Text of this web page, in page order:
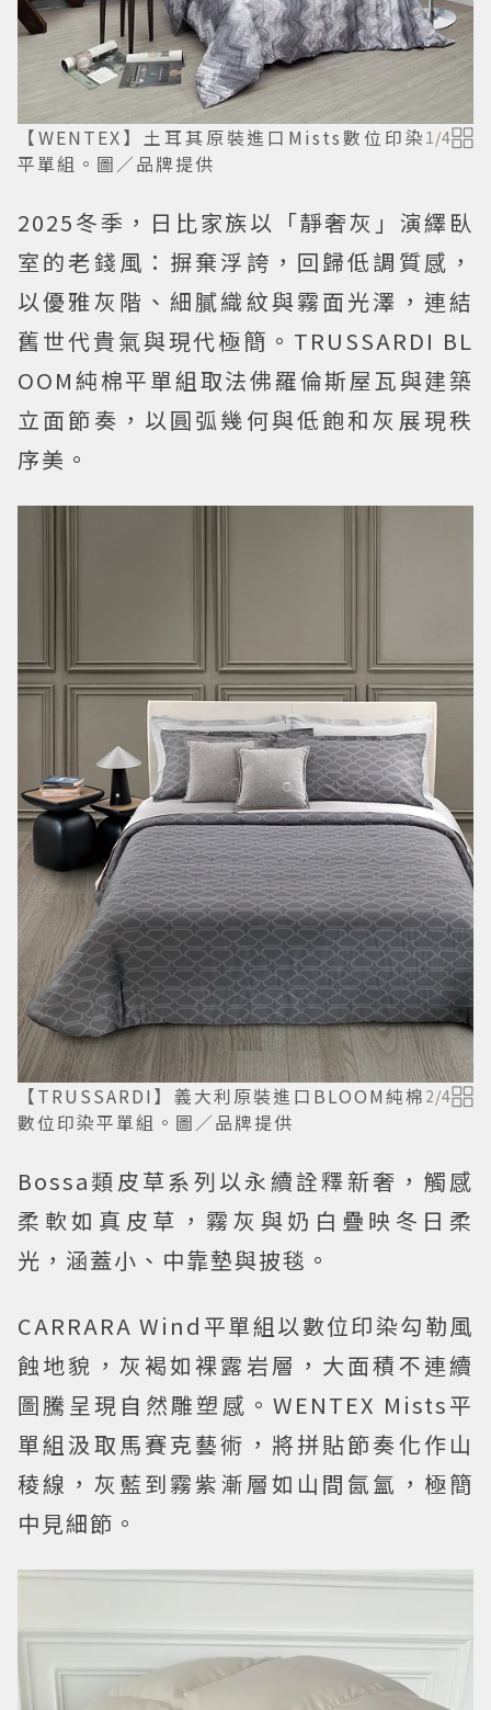
【WENTEX】土耳其原裝進口Mists數位印染
平單組。圖／品牌提供
1/4
2025冬季，日比家族以「靜奢灰」演繹臥
室的老錢風：摒棄浮誇，回歸低調質感，
以優雅灰階、細膩織紋與霧面光澤，連結
舊世代貴氣與現代極簡。TRUSSARDI BL
OOM純棉平單組取法佛羅倫斯屋瓦與建築
立面節奏，以圓弧幾何與低飽和灰展現秩
序美。
【TRUSSARDI】義大利原裝進口BLOOM純棉
數位印染平單組。圖／品牌提供
2/4
Bossa類皮草系列以永續詮釋新奢，觸感
柔軟如真皮草，霧灰與奶白疊映冬日柔
光，涵蓋小、中靠墊與披毯。
CARRARA Wind平單組以數位印染勾勒風
蝕地貌，灰褐如裸露岩層，大面積不連續
圖騰呈現自然雕塑感。WENTEX Mists平
單組汲取馬賽克藝術，將拼貼節奏化作山
稜線，灰藍到霧紫漸層如山間氤氳，極簡
中見細節。